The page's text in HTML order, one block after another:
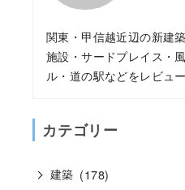
関東・甲信越近辺の新建
施設・サードプレイス・
ル・道の駅などをレビュ
カテゴリー
建築 (178)